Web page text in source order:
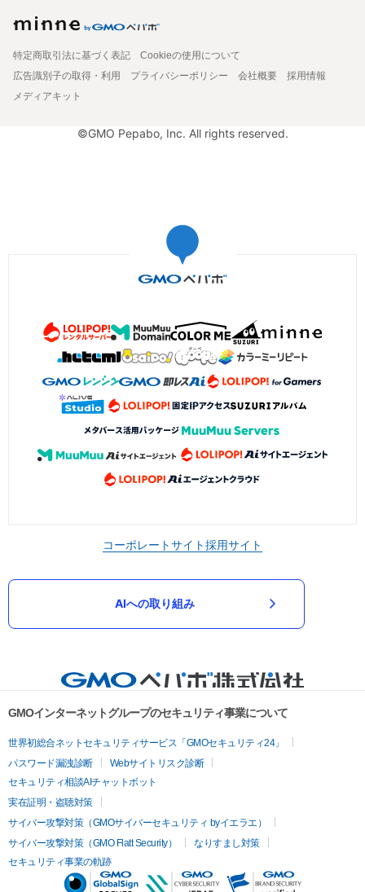
特定商取引法に基づく表記
Cookieの使用について
広告識別子の取得・利用
プライバシーポリシー 会社概要
採用情報
メディアキット
©GMO Pepabo, Inc. All rights reserved.
コーポレートサイト採用サイト
AIへの取り組み
GMOインターネットグループのセキュリティ事業について
世界初総合ネットセキュリティサービス「GMOセキュリティ24」
パスワード漏洩診断
Webサイトリスク診断
セキュリティ相談AIチャットボット
実在証明・盗聴対策
サイバー攻撃対策（GMOサイバーセキュリティ byイエラエ）
サイバー攻撃対策（GMO Flatt Security）
なりすまし対策
セキュリティ事業の軌跡